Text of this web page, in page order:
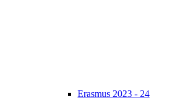
Erasmus 2023 - 24